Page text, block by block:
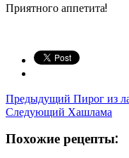
Приятного аппетита!
Предыдущий Пирог из
Следующий Хашлама
Похожие рецепты: